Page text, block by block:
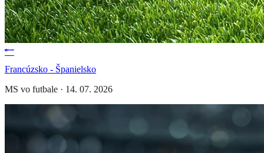
Francúzsko - Španielsko
MS vo futbale · 14. 07. 2026